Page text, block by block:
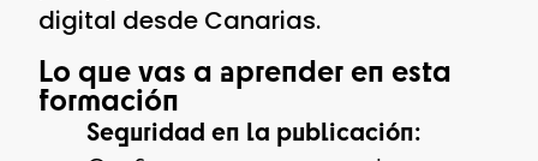
digital desde Canarias.
Lo que vas a aprender en esta
formación
Seguridad en la publicación: